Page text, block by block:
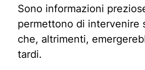
Sono informazioni
permettono di intervenire
che, altrimenti,
tardi.